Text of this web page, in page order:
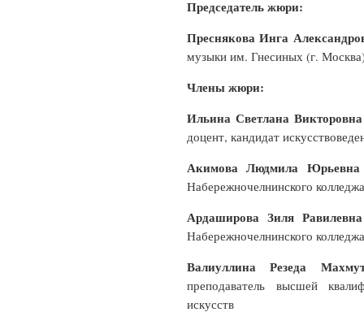
Председатель жюри:
Преснякова Инга
музыки им. Гнесиных (г.
Члены жюри:
Ильина Светлана
доцент, кандидат
Акимова Людмила
Набережночелнинского
Ардаширова Зиля
Набережночелнинского
Валиуллина Резеда
преподаватель высшей
искусств